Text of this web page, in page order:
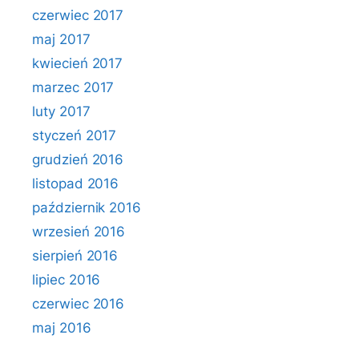
czerwiec 2017
maj 2017
kwiecień 2017
marzec 2017
luty 2017
styczeń 2017
grudzień 2016
listopad 2016
październik 2016
wrzesień 2016
sierpień 2016
lipiec 2016
czerwiec 2016
maj 2016